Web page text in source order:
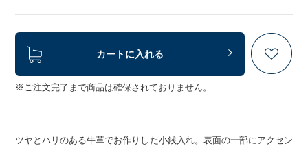
カートに入れる
※ご注文完了まで商品は確保されておりません。
ツヤとハリのある牛革でお作りした小銭入れ。表面の一部にアクセン